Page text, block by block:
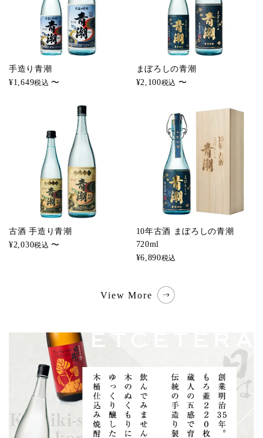
手造り青潮
¥1,649税込 〜
まぼろしの青潮
¥2,100税込 〜
古酒 手造り青潮
¥2,030税込 〜
10年古酒 まぼろしの青潮
720ml
¥6,890税込
View More